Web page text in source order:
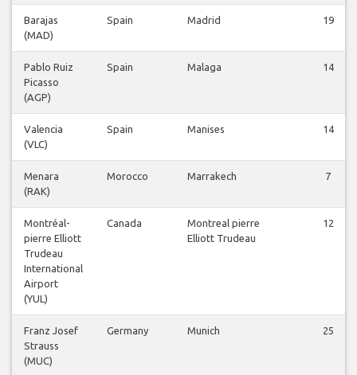
Barajas
(MAD)
Spain Madrid 19
Pablo Ruiz
Picasso
(AGP)
Spain Malaga 14
Valencia
(VLC)
Spain Manises 14
Menara
(RAK)
Morocco Marrakech 7
Montréal-
pierre Elliott
Trudeau
International
Airport
(YUL)
Canada
Montreal pierre
Elliott Trudeau
12
Franz Josef
Strauss
(MUC)
Germany Munich 25